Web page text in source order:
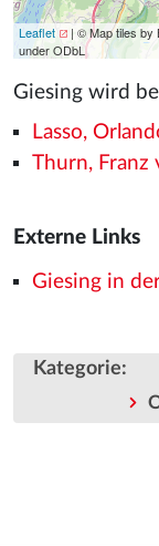
Leaflet
| © Map tiles by
under ODbL
Giesing wird
Lasso,
Thurn,
Externe Links
Giesing in
Kategorie: